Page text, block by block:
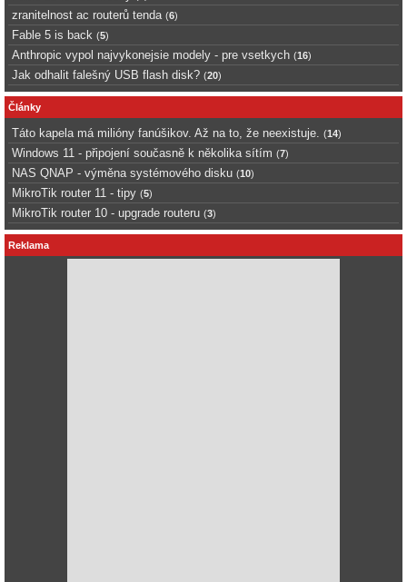
zranitelnost ac routerů tenda (6)
Fable 5 is back (5)
Anthropic vypol najvykonejsie modely - pre vsetkych (16)
Jak odhalit falešný USB flash disk? (20)
Články
Táto kapela má milióny fanúšikov. Až na to, že neexistuje. (14)
Windows 11 - připojení současně k několika sítím (7)
NAS QNAP - výměna systémového disku (10)
MikroTik router 11 - tipy (5)
MikroTik router 10 - upgrade routeru (3)
Reklama